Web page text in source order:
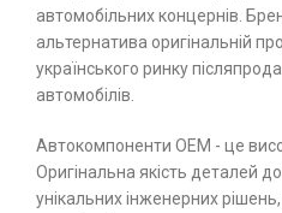
автомобільних концернів.
альтернатива оригінальній
українського ринку
автомобілів.
Автокомпоненти ОЕМ - це
Оригінальна якість деталей
унікальних інженерних